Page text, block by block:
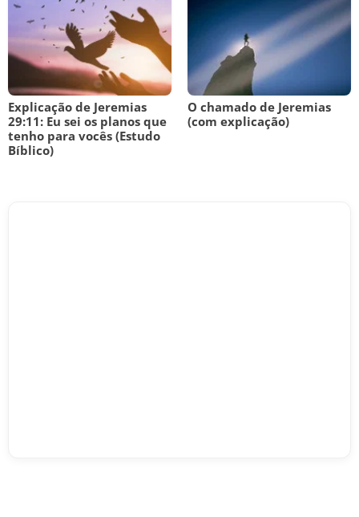
Explicação de Jeremias
29:11: Eu sei os planos que
tenho para vocês (Estudo
Bíblico)
O chamado de Jeremias
(com explicação)